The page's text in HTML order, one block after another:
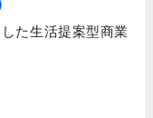
た生活提案型商業